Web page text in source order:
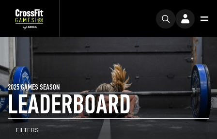
LEADERBOARD
2025 GAMES SEASON
FILTERS